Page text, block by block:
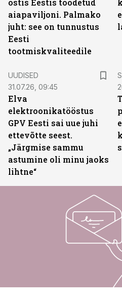
ostis Eestis toodetud
aiapaviljoni. Palmako
juht: see on tunnustus
Eesti
tootmiskvaliteedile
UUDISED
31.07.26, 09:45
Elva
elektroonikatööstus
GPV Eesti sai uue juhi
ettevõtte seest.
„Järgmise sammu
astumine oli minu jaoks
lihtne“